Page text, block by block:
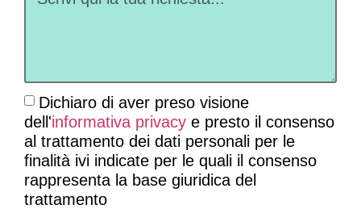
Dichiaro di aver preso visione
dell'informativa privacy e presto il consenso
al trattamento dei dati personali per le
finalità ivi indicate per le quali il consenso
rappresenta la base giuridica del
trattamento